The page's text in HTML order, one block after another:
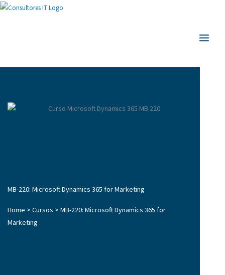
Ir
MENU
MB-220: Microsoft Dynamics 365 for Marketing
Home > Cursos > MB-220: Microsoft Dynamics 365 for
Marketing